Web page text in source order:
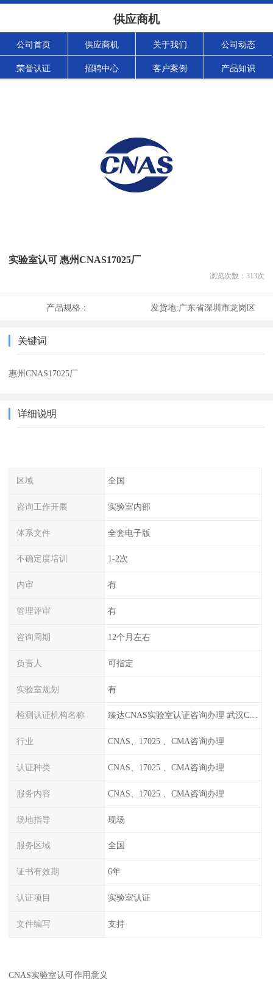
供应商机
公司首页 供应商机 关于我们 公司动态
荣誉认证 招聘中心 客户案例 产品知识
实验室认可 惠州CNAS17025厂
浏览次数： 313次
产品规格： 发货地:广东省深圳市龙岗区
关键词
惠州CNAS17025厂
详细说明
区域 全国
咨询工作开展 实验室内部
体系文件 全套电子版
不确定度培训 1-2次
内审 有
管理评审 有
咨询周期 12个月左右
负责人 可指定
实验室规划 有
检测认证机构名称 臻达CNAS实验室认证咨询办理 武汉CNAS实验室认可办理
行业 CNAS、17025 、CMA咨询办理
认证种类 CNAS、17025 、CMA咨询办理
服务内容 CNAS、17025 、CMA咨询办理
场地指导 现场
服务区域 全国
证书有效期 6年
认证项目 实验室认证
文件编写 支持
CNAS实验室认可作用意义